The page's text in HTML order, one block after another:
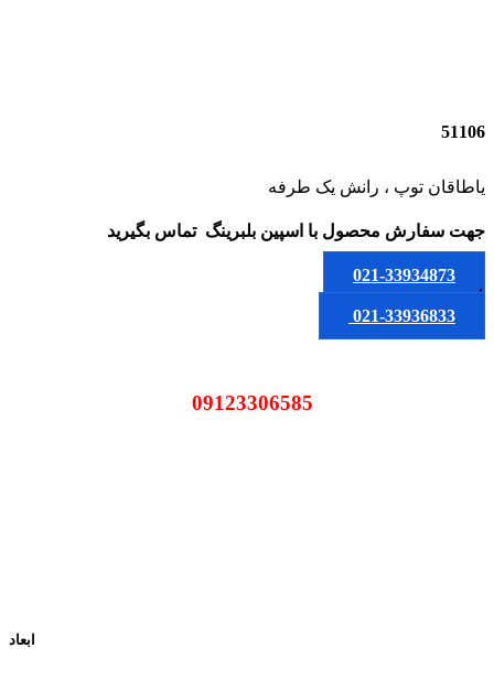
51106
یاطاقان توپ ، رانش یک طرفه
جهت سفارش محصول با اسپین بلبرینگ تماس بگیرید
021-33934873
یا
021-33936833
ابعاد